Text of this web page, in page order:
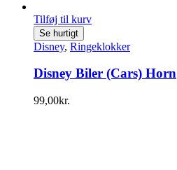
Tilføj til kurv
Se hurtigt
Disney, Ringeklokker
Disney Biler (Cars) Horn
99,00kr.